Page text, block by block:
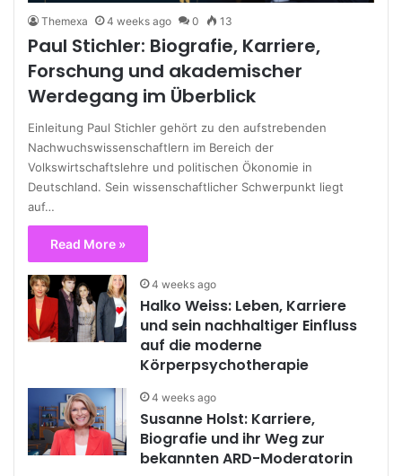
Themexa 4 weeks ago 0 13
Paul Stichler: Biografie, Karriere,
Forschung und akademischer
Werdegang im Überblick
Einleitung Paul Stichler gehört zu den aufstrebenden
Nachwuchswissenschaftlern im Bereich der
Volkswirtschaftslehre und politischen Ökonomie in
Deutschland. Sein wissenschaftlicher Schwerpunkt liegt
auf…
Read More »
4 weeks ago
Halko Weiss: Leben, Karriere
und sein nachhaltiger Einfluss
auf die moderne
Körperpsychotherapie
4 weeks ago
Susanne Holst: Karriere,
Biografie und ihr Weg zur
bekannten ARD-Moderatorin